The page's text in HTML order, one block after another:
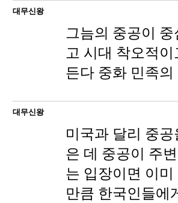
대무신왕
그늠의 중공이
고 시대 착오적
든다 중화 민족
대무신왕
미국과 달리 중
은 데 중공이 주
는 입장이면 이
만큼 한국인들에